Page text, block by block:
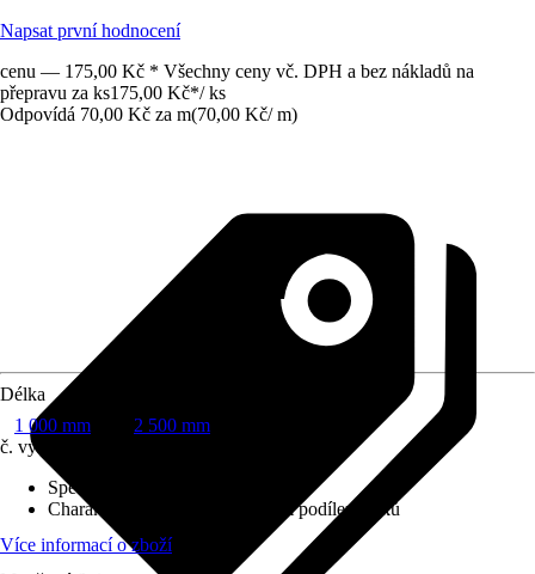
Napsat první hodnocení
cenu — 175,00 Kč * Všechny ceny vč. DPH a bez nákladů na
přepravu za ks175,00 Kč*/ ks
Odpovídá 70,00 Kč za m(70,00 Kč/ m)
Délka
1 000 mm
2 500 mm
č. výrobku
Specifikace materiálu
Charakteristika kvality
S malým podílem suků
Více informací o zboží